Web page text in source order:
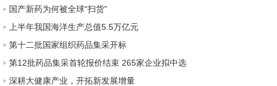
国产新药为何被全球“扫货”
上半年我国海洋生产总值5.5万亿元
第十二批国家组织药品集采开标
第12批药品集采首轮报价结束 265家企业拟中选
深耕大健康产业，开拓新发展增量